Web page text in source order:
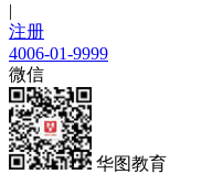
|
注册
4006-01-9999
微信
华图教育